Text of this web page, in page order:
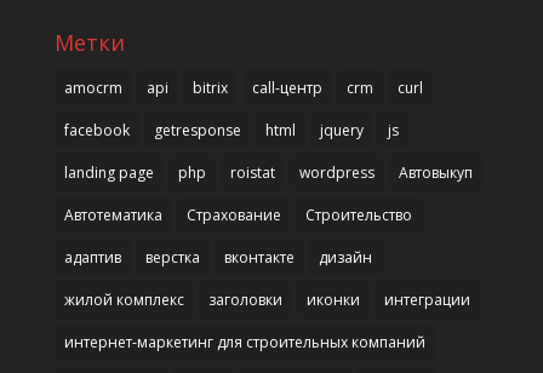
Метки
amocrm api bitrix call-центр crm curl
facebook getresponse html jquery js
landing page php roistat wordpress Автовыкуп
Автотематика Страхование Строительство
адаптив верстка вконтакте дизайн
жилой комплекс заголовки иконки интеграции
интернет-маркетинг для строительных компаний